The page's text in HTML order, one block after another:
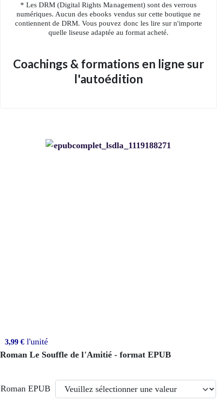
* Les DRM (Digital Rights Management) sont des verrous
numériques. Aucun des ebooks vendus sur cette boutique ne
contiennent de DRM. Vous pouvez donc les lire sur n'importe
quelle liseuse adaptée au format acheté.
Coachings & formations en ligne sur
l'autoédition
3,99 € l'unité
Roman Le Souffle de l'Amitié - format EPUB
Roman EPUB